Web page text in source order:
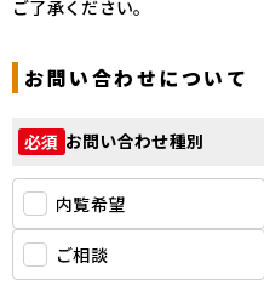
ご了承ください。
お問い合わせについて
必須 お問い合わせ種別
内覧希望
ご相談